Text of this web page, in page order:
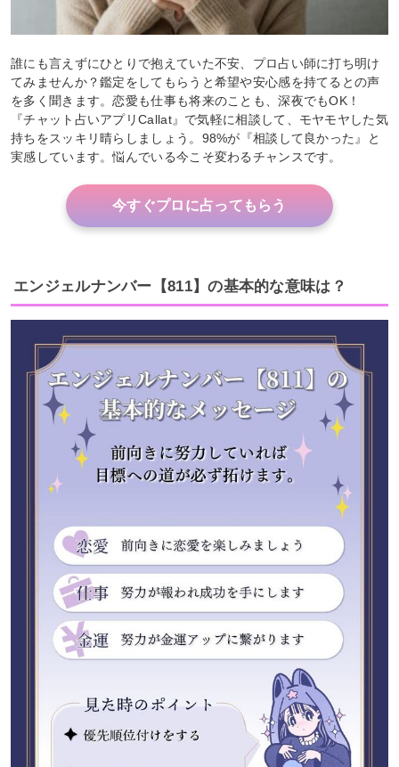
誰にも言えずにひとりで抱えていた不安、プロ占い師に打ち明け
てみませんか？鑑定をしてもらうと希望や安心感を持てるとの声
を多く聞きます。恋愛も仕事も将来のことも、深夜でもOK！
『チャット占いアプリCallat』で気軽に相談して、モヤモヤした気
持ちをスッキリ晴らしましょう。98%が『相談して良かった』と
実感しています。悩んでいる今こそ変わるチャンスです。
今すぐプロに占ってもらう
エンジェルナンバー【811】の基本的な意味は？